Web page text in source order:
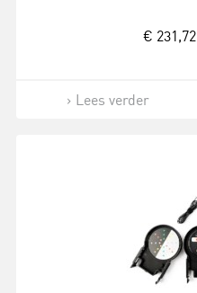
€ 231,72
Lees verder